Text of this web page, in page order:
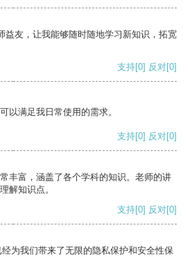
益友，让我能够随时随地学习新知识，拓宽
支持[0] 反对[0]
以满足我日常使用的需求。
支持[0] 反对[0]
丰富，涵盖了各个学科的知识。老师的讲
解知识点。
支持[0] 反对[0]
为我们带来了无限的隐私保护和安全性保